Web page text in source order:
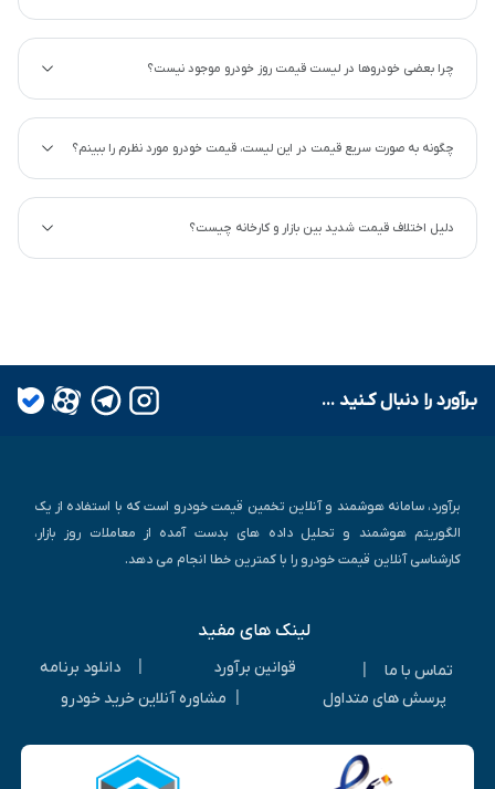
چرا بعضی خودروها در لیست قیمت روز خودرو موجود نیست؟
چگونه به صورت سریع قیمت در این لیست، قیمت خودرو مورد نظرم را ببینم؟
دلیل اختلاف قیمت شدید بین بازار و کارخانه چیست؟
بـرآورد را دنبال کـنید ...
برآورد، سامانه هوشمند و آنلاین تخمین قیمت خودرو است که با استفاده از یک
الگوریتم هوشمند و تحلیل داده های بدست آمده از معاملات روز بازار،
کارشناسی آنلاین قیمت خودرو را با کمترین خطا انجام می دهد.
لینک های مفید
تماس با ما قوانین برآورد
دانلود برنامه
پرسش های متداول
مشاوره آنلاین خرید خودرو